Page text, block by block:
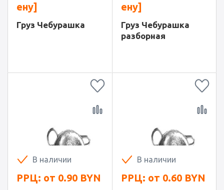
ену]
Груз Чебурашка
ену]
Груз Чебурашка
разборная
В наличии
РРЦ: от 0.90 BYN
В наличии
РРЦ: от 0.60 BYN